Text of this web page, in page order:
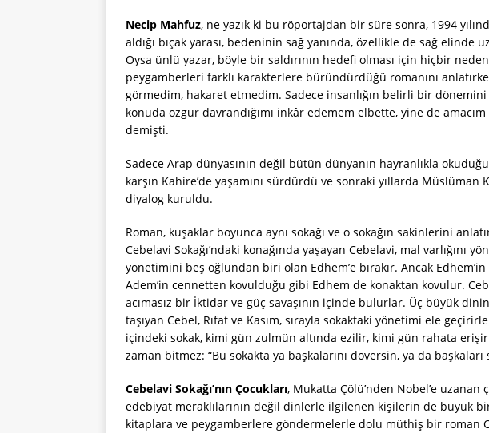
Necip Mahfuz, ne yazık ki bu röportajdan bir süre sonra, 1994
aldığı bıçak yarası, bedeninin sağ yanında, özellikle de sağ
Oysa ünlü yazar, böyle bir saldırının hedefi olması için hiçbir
peygamberleri farklı karakterlere büründürdüğü romanını
görmedim, hakaret etmedim. Sadece insanlığın belirli bir
konuda özgür davrandığımı inkâr edemem elbette, yine de
demişti.
Sadece Arap dünyasının değil bütün dünyanın hayranlıkla okuduğu
karşın Kahire’de yaşamını sürdürdü ve sonraki yıllarda
diyalog kuruldu.
Roman, kuşaklar boyunca aynı sokağı ve o sokağın sakinlerini
Cebelavi Sokağı’ndaki konağında yaşayan Cebelavi, mal varlığını
yönetimini beş oğlundan biri olan Edhem’e bırakır. Ancak
Adem’in cennetten kovulduğu gibi Edhem de konaktan kovulur.
acımasız bir İktidar ve güç savaşının içinde bulurlar. Üç büyük
taşıyan Cebel, Rıfat ve Kasım, sırayla sokaktaki yönetimi ele
içindeki sokak, kimi gün zulmün altında ezilir, kimi gün rahata
zaman bitmez: “Bu sokakta ya başkalarını döversin, ya da başkaları
Cebelavi Sokağı’nın Çocukları, Mukatta Çölü’nden Nobel’e uzanan
edebiyat meraklılarının değil dinlerle ilgilenen kişilerin de büyük
kitaplara ve peygamberlere göndermelerle dolu müthiş bir roman